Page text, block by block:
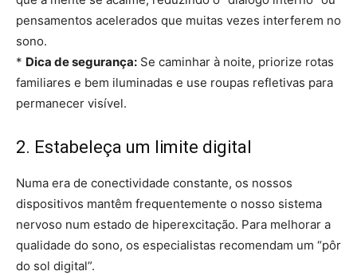
pensamentos acelerados que muitas vezes interferem no
sono.
* Dica de segurança: Se caminhar à noite, priorize rotas
familiares e bem iluminadas e use roupas refletivas para
permanecer visível.
2. Estabeleça um limite digital
Numa era de conectividade constante, os nossos
dispositivos mantêm frequentemente o nosso sistema
nervoso num estado de hiperexcitação. Para melhorar a
qualidade do sono, os especialistas recomendam um “pôr
do sol digital”.